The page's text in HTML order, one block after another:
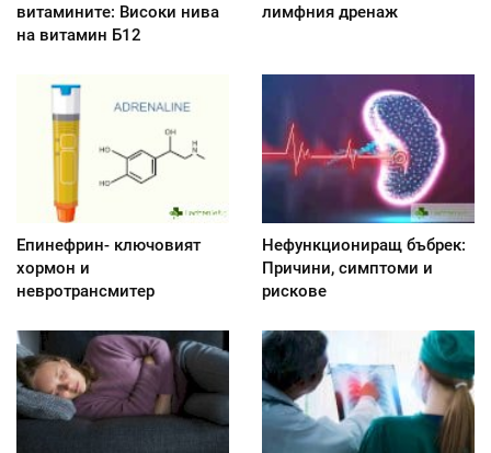
витамините: Високи нива
на витамин Б12
лимфния дренаж
Епинефрин- ключовият
хормон и
невротрансмитер
Нефункциониращ бъбрек:
Причини, симптоми и
рискове